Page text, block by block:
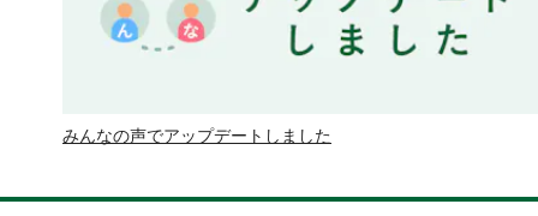
みんなの声でアップデートしました